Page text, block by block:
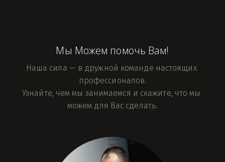
Мы Можем помочь Вам!
Наша сила — в дружной команде настоящих
профессионалов.
Узнайте, чем мы занимаемся и скажите, что мы
можем для Вас сделать.